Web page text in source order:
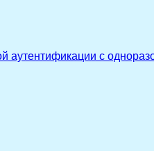
аутентификации с